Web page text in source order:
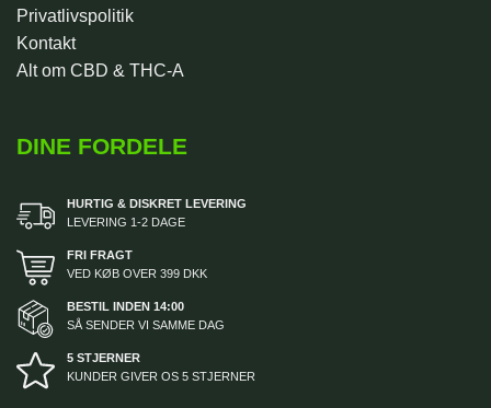
Privatlivspolitik
Kontakt
Alt om CBD & THC-A
DINE FORDELE
HURTIG & DISKRET LEVERING
LEVERING 1-2 DAGE
FRI FRAGT
VED KØB OVER 399 DKK
BESTIL INDEN 14:00
SÅ SENDER VI SAMME DAG
5 STJERNER
KUNDER GIVER OS 5 STJERNER